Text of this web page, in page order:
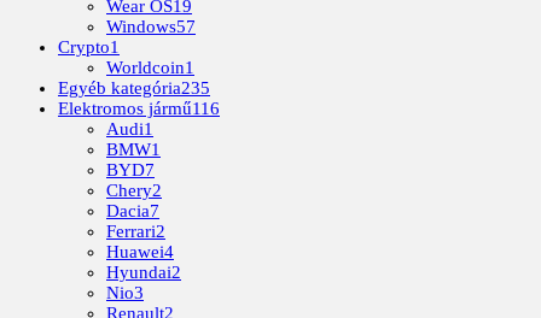
Wear OS19
Windows57
Crypto1
Worldcoin1
Egyéb kategória235
Elektromos jármű116
Audi1
BMW1
BYD7
Chery2
Dacia7
Ferrari2
Huawei4
Hyundai2
Nio3
Renault2